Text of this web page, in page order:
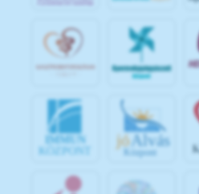
IMMUN
KÖZPONT
jó Alvás
Központ